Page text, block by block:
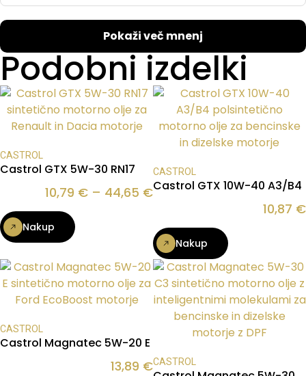
Pokaži več mnenj
Podobni izdelki
CASTROL
Castrol GTX 5W-30 RN17
10,79 € – 44,65 €
Nakup
CASTROL
Castrol GTX 10W-40 A3/B4
10,87 €
Nakup
CASTROL
Castrol Magnatec 5W-20 E
13,89 €CASTROL